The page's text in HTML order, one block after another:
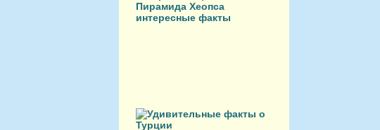
Пирамида Хеопса
интересные факты